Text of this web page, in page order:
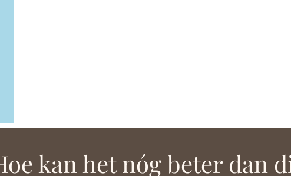
kan het nóg beter dan